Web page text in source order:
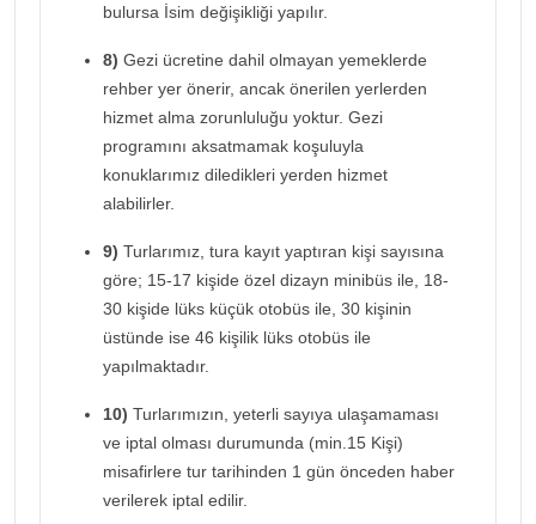
bulursa İsim değişikliği yapılır.
8) Gezi ücretine dahil olmayan yemeklerde
rehber yer önerir, ancak önerilen yerlerden
hizmet alma zorunluluğu yoktur. Gezi
programını aksatmamak koşuluyla
konuklarımız diledikleri yerden hizmet
alabilirler.
9) Turlarımız, tura kayıt yaptıran kişi sayısına
göre; 15-17 kişide özel dizayn minibüs ile, 18-
30 kişide lüks küçük otobüs ile, 30 kişinin
üstünde ise 46 kişilik lüks otobüs ile
yapılmaktadır.
10) Turlarımızın, yeterli sayıya ulaşamaması
ve iptal olması durumunda (min.15 Kişi)
misafirlere tur tarihinden 1 gün önceden haber
verilerek iptal edilir.